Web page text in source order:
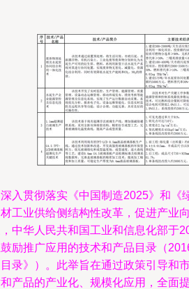
入贯彻落实《中国制造2025》和《
工业供给侧结构性改革，促进产业
中华人民共和国工业和信息化部于
励推广应用的技术和产品目录（
录》）。此举旨在通过政策引导和
产品的产业化、规模化应用，全面